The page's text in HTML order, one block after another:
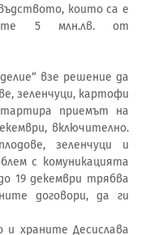
които са е
5 млн.лв. от
взе решение да
зеленчуци, картофи
приемът на
включително.
зеленчуци и
с комуникацията
19 декември трябва
договори, да ги
храните Десислава